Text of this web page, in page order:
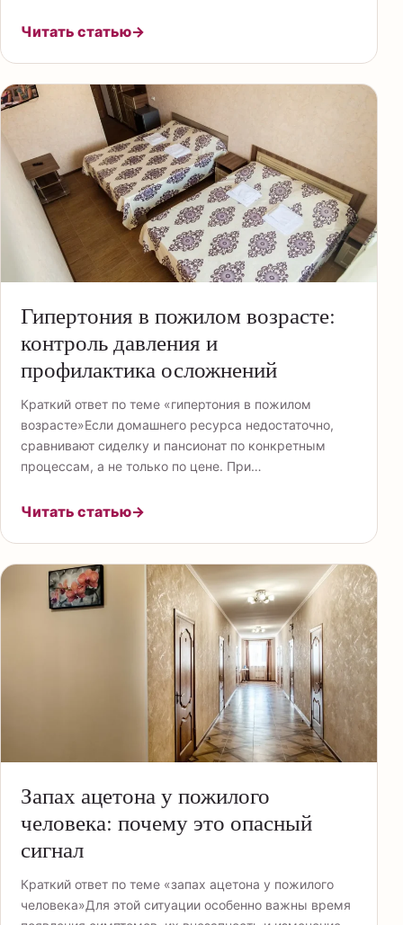
Читать статью→
Гипертония в пожилом возрасте:
контроль давления и
профилактика осложнений
Краткий ответ по теме «гипертония в пожилом
возрасте»Если домашнего ресурса недостаточно,
сравнивают сиделку и пансионат по конкретным
процессам, а не только по цене. При…
Читать статью→
Запах ацетона у пожилого
человека: почему это опасный
сигнал
Краткий ответ по теме «запах ацетона у пожилого
человека»Для этой ситуации особенно важны время